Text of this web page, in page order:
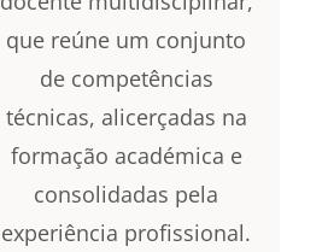
que reúne um conjunto
de competências
técnicas, alicerçadas na
formação académica e
consolidadas pela
experiência profissional.